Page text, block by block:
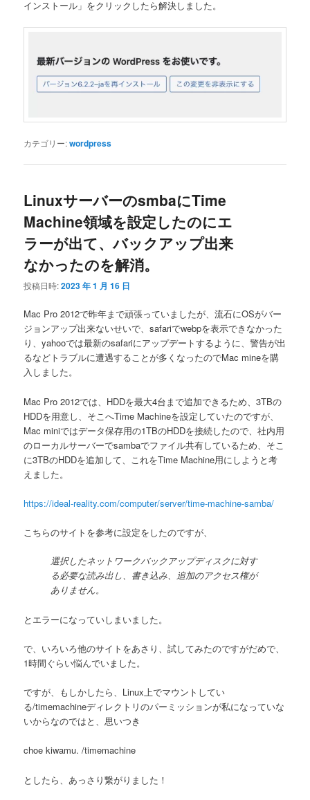
インストール」をクリックしたら解決しました。
カテゴリー:wordpress
LinuxサーバーのsmbaにTime
Machine領域を設定したのにエ
ラーが出て、バックアップ出来
なかったのを解消。
投稿日時:2023 年 1 月 16 日
Mac Pro 2012で昨年まで頑張っていましたが、流石にOSがバー
ジョンアップ出来ないせいで、safariでwebpを表示できなかった
り、yahooでは最新のsafariにアップデートするように、警告が出
るなどトラブルに遭遇することが多くなったのでMac mineを購
入しました。
Mac Pro 2012では、HDDを最大4台まで追加できるため、3TBの
HDDを用意し、そこへTime Machineを設定していたのですが、
Mac miniではデータ保存用の1TBのHDDを接続したので、社内用
のローカルサーバーでsambaでファイル共有しているため、そこ
に3TBのHDDを追加して、これをTime Machine用にしようと考
えました。
https://ideal-reality.com/computer/server/time-machine-samba/
こちらのサイトを参考に設定をしたのですが、
選択したネットワークバックアップディスクに対す
る必要な読み出し、書き込み、追加のアクセス権が
ありません。
とエラーになっていしまいました。
で、いろいろ他のサイトをあさり、試してみたのですがだめで、
1時間ぐらい悩んでいました。
ですが、もしかしたら、Linux上でマウントしてい
る/timemachineディレクトリのパーミッションが私になっていな
いからなのではと、思いつき
choe kiwamu. /timemachine
としたら、あっさり繋がりました！